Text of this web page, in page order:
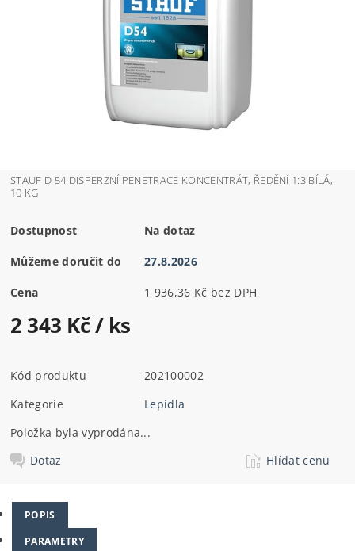
STAUF D 54 DISPERZNÍ PENETRACE KONCENTRÁT, ŘEDĚNÍ 1:3 BÍLÁ,
10 KG
Dostupnost Na dotaz
Můžeme doručit do 27.8.2026
Cena 1 936,36 Kč bez DPH
2 343 Kč/ ks
Kód produktu
202100002
Kategorie
Lepidla
Položka byla vyprodána...
Dotaz
Hlídat cenu
POPIS
PARAMETRY